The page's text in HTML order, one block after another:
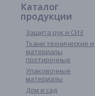
Каталог
продукции
Защита рук и СИЗ
Ткани технические и
материалы
протирочные
Упаковочные
материалы
Дом и сад